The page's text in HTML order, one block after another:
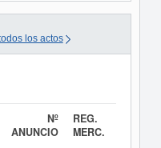
los actos
Nº
ANUNCIO
REG.
MERC.